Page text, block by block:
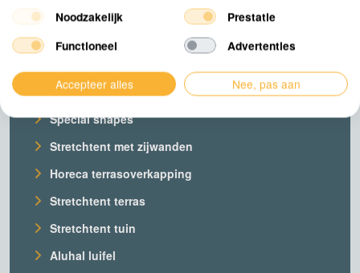
Stretchtent op maat
Special shapes
Stretchtent met zijwanden
Horeca terrasoverkapping
Stretchtent terras
Stretchtent tuin
Aluhal luifel
Noodzakelijk
Prestatie
Functioneel
Advertenties
Accepteer alles Nee, pas aan